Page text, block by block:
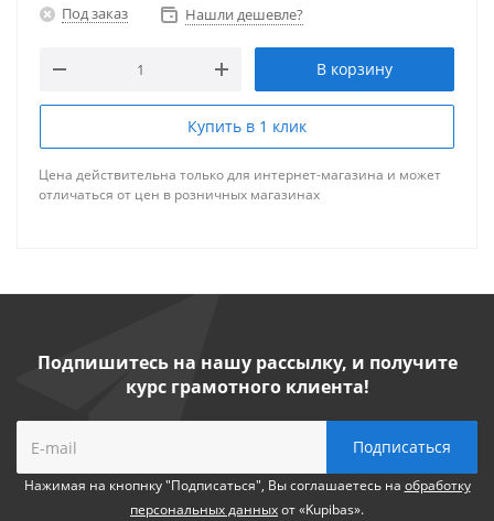
Под заказ Нашли дешевле?
В корзину
Купить в 1 клик
Цена действительна только для интернет-магазина и может
отличаться от цен в розничных магазинах
Подпишитесь на нашу рассылку, и получите
курс грамотного клиента!
Нажимая на кнопнку "Подписаться", Вы соглашаетесь на обработку
персональных данныхот «Kupibas».